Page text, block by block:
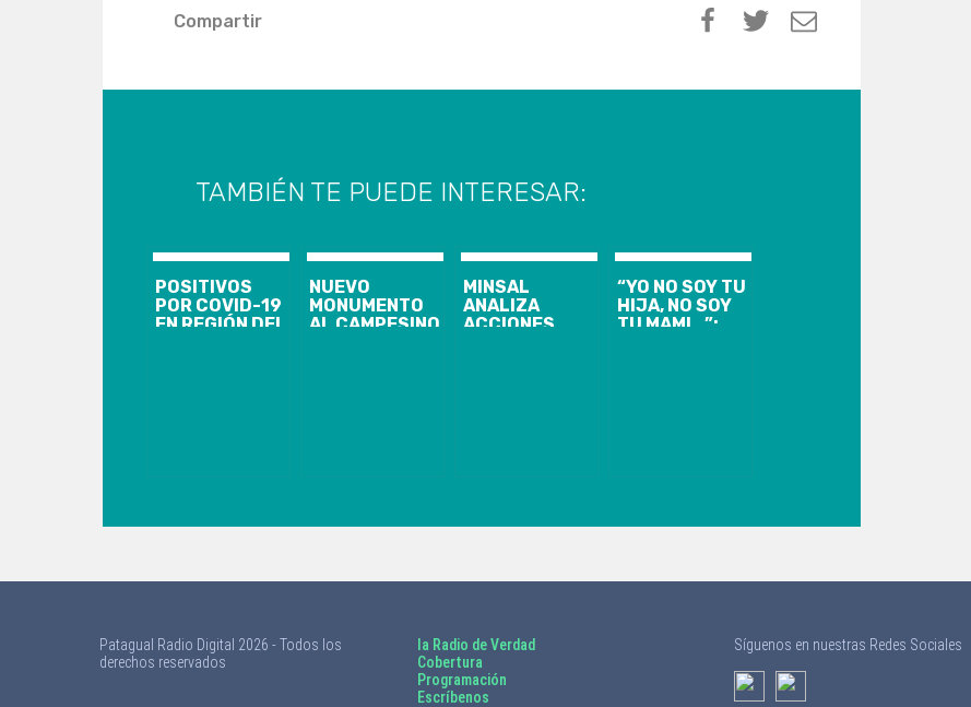
Compartir
TAMBIÉN TE PUEDE INTERESAR:
POSITIVOS
POR COVID-19
EN REGIÓN DEL
NUEVO
MONUMENTO
AL CAMPESINO
MINSAL
ANALIZA
ACCIONES
“YO NO SOY TU
HIJA, NO SOY
TU MAMI…”:
Patagual Radio Digital 2026 - Todos los
derechos reservados
la Radio de Verdad
Cobertura
Programación
Escríbenos
Síguenos en nuestras Redes Sociales